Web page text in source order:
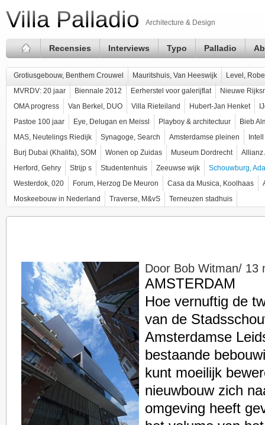
Villa Palladio Architecture & Design
Recensies Interviews Typo Palladio
Grotiusgebouw, Benthem Crouwel Mauritshuis, Van Heeswijk
Level,
MVRDV: 20 jaar
Biennale 2012 Eerherstel voor galerijflat
Nieuwe
OMA progress
Van Berkel, DUO Villa Rieteiland Hubert-Jan Henket
Pastoe 100 jaar
Eye, Delugan en Meissl Playboy & architectuur
Bieb
MAS, Neutelings Riedijk
Synagoge, Search Amsterdamse pleinen
Burj Dubai (Khalifa), SOM
Wonen op Zuidas Museum Dordrecht
Allianz
Herford, Gehry
Strijp s Studentenhuis Zeeuwse wijk
Schouwburg,
Westerdok, 020
Forum, Herzog De Meuron Casa da Musica, Koolhaas
Moskeebouw in Nederland
Traverse, M&vS Terneuzen stadhuis
Door Bob Witman/ 13
AMSTERDAM
Hoe vernuftig de
van de
Amsterdamse
bestaande
kunt moeilijk
nieuwbouw zich
omgeving heeft